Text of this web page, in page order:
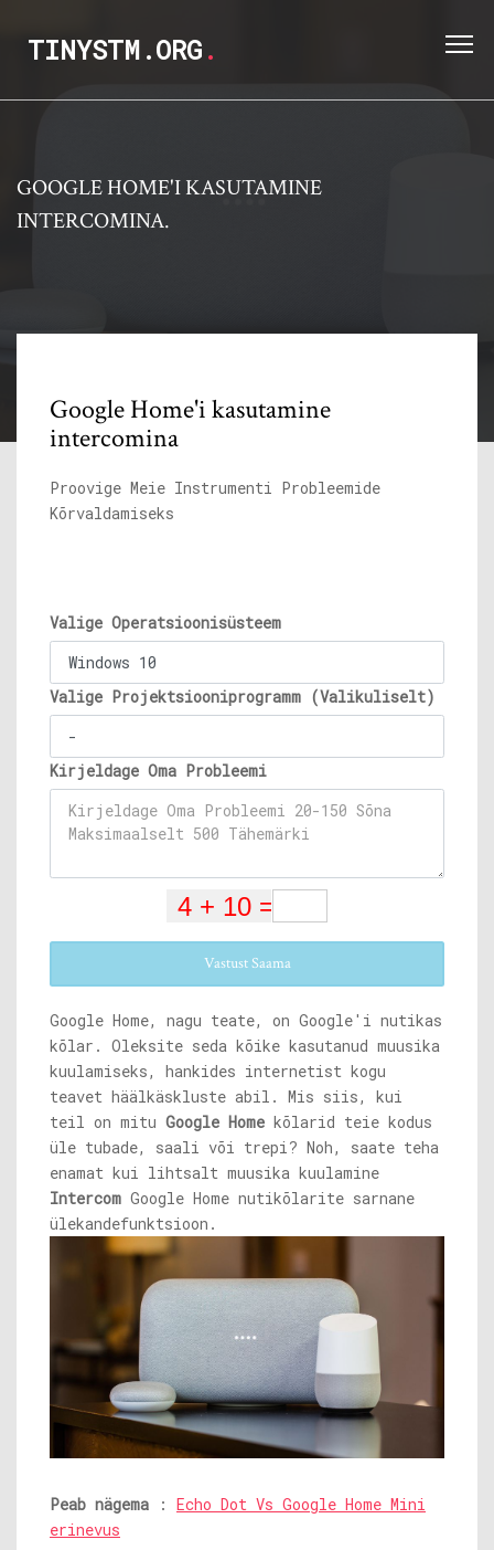
TINYSTM.ORG.
GOOGLE HOME'I KASUTAMINE
INTERCOMINA.
Google Home'i kasutamine
intercomina
Proovige Meie Instrumenti Probleemide
Kõrvaldamiseks
Valige Operatsioonisüsteem
Valige Projektsiooniprogramm (Valikuliselt)
Kirjeldage Oma Probleemi
Vastust Saama
Google Home, nagu teate, on Google'i nutikas
kõlar. Oleksite seda kõike kasutanud muusika
kuulamiseks, hankides internetist kogu
teavet häälkäskluste abil. Mis siis, kui
teil on mitu Google Home kõlarid teie kodus
üle tubade, saali või trepi? Noh, saate teha
enamat kui lihtsalt muusika kuulamine
Intercom Google Home nutikõlarite sarnane
ülekandefunktsioon.
Peab nägema : Echo Dot Vs Google Home Mini
erinevus